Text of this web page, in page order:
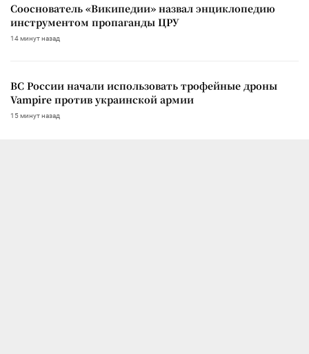
Сооснователь «Википедии» назвал энциклопедию
инструментом пропаганды ЦРУ
14 минут назад
ВС России начали использовать трофейные дроны
Vampire против украинской армии
15 минут назад